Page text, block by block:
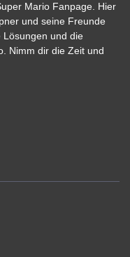
Mario Fanpage. Hier
und seine Freunde
und die
Nimm dir die Zeit und